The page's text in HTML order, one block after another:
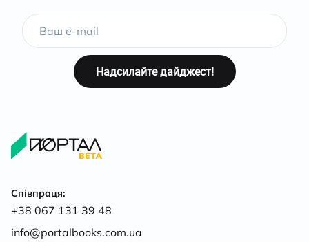
Співпраця:
+38 067 131 39 48
info@portalbooks.com.ua